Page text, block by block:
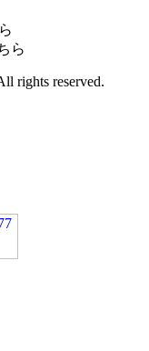
rights reserved.